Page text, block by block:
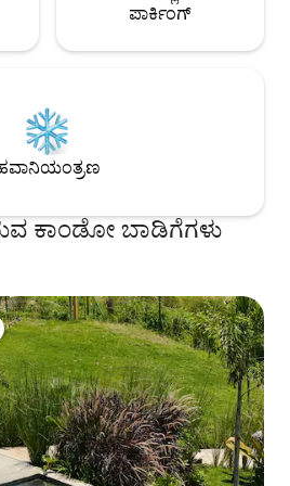
ಪಾರ್ಕಿಂಗ್
ಕಾಂಡೋ ಬಾಡಿಗೆಗಳು